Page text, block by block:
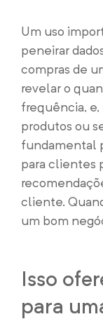
Um uso
peneirar
compras de
revelar o
frequência, e,
produtos ou
fundamental
para clientes
cliente.
um bom
Isso
para